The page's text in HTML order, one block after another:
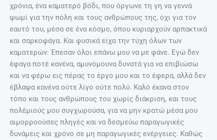
χρόνια, ένα καματερό βόδι, που όργωνε τη γη να γεννά
ψωμί για την πόλη και τους ανθρώπους της, όχι για τον
εαυτό του, μέσα σε ένα κόσμο, όπου κυριαρχούν αρπακτικά
και σαρκοφάγα. Και φυσικά είχα την τύχη όλων των
καματερών: Έπεσαν όλοι επάνω μου να με φάνε. Εγώ δεν
έφαγα ποτέ κανένα, αμυνόμουνα δυνατά για να επιβιώσω
και να φέρω εις πέρας το έργο μου και το έφερα, αλλά δεν
έβλαψα κανένα ούτε λίγο ούτε πολύ. Καλό έκανα στον
τόπο και τους ανθρώπους του χωρίς διάκριση, και τους
πολέμιούς μου συγχωρούσα, για να μην κρατώ μέσα μου
αιμορροούσες πληγές και να δεσμεύω παραγωγικές
δυνάμεις και χρόνο σε μη παραγωγικές ενέργειες. Καθώς